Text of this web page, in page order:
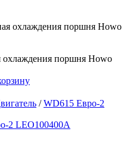
охлаждения поршня Howo
/WD615 Евро-2